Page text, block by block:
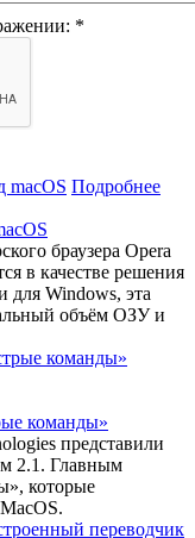
*
Подробнее
браузера Opera
в качестве решения
для Windows, эта
объём ОЗУ и
команды»
представили
2.1. Главным
которые